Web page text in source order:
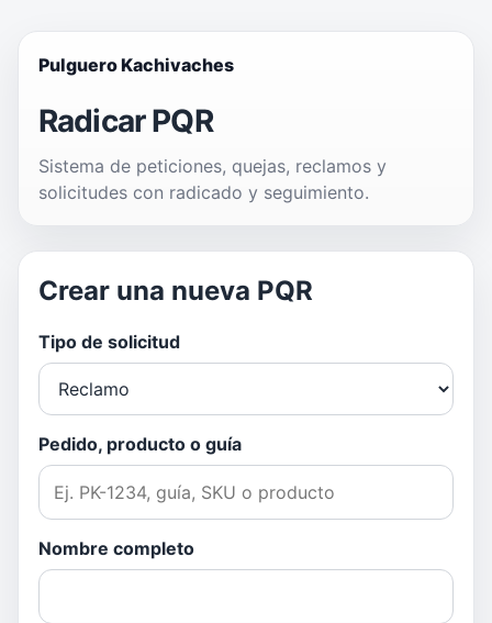
Pulguero Kachivaches
Radicar PQR
Sistema de peticiones, quejas, reclamos y
solicitudes con radicado y seguimiento.
Crear una nueva PQR
Tipo de solicitud
Pedido, producto o guía
Nombre completo